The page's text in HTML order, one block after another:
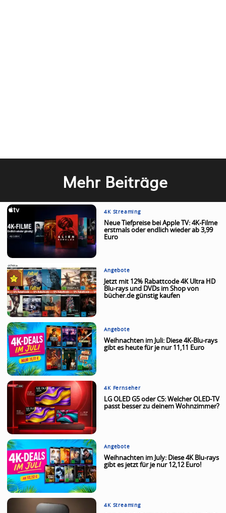
Mehr Beiträge
4K Streaming
Neue Tiefpreise bei Apple TV: 4K-Filme
erstmals oder endlich wieder ab 3,99
Euro
Angebote
Jetzt mit 12% Rabattcode 4K Ultra HD
Blu-rays und DVDs im Shop von
bücher.de günstig kaufen
Angebote
Weihnachten im Juli: Diese 4K-Blu-rays
gibt es heute für je nur 11,11 Euro
4K Fernseher
LG OLED G5 oder C5: Welcher OLED-TV
passt besser zu deinem Wohnzimmer?
Angebote
Weihnachten im July: Diese 4K Blu-rays
gibt es jetzt für je nur 12,12 Euro!
4K Streaming